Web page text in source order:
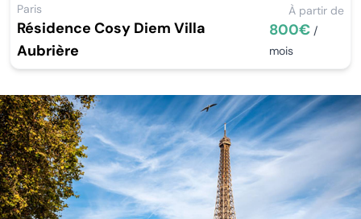
Paris
Résidence Cosy Diem Villa
Aubrière
À partir de
800€/
mois